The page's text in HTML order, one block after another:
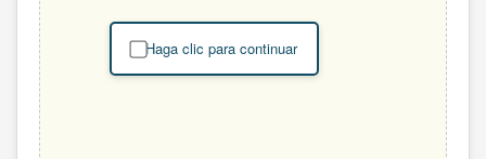
Haga clic para continuar